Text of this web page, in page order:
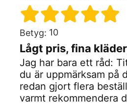
Betyg: 10
Lågt pris, fina
Jag har bara ett råd:
du är uppmärksam på
redan gjort flera
varmt rekommendera